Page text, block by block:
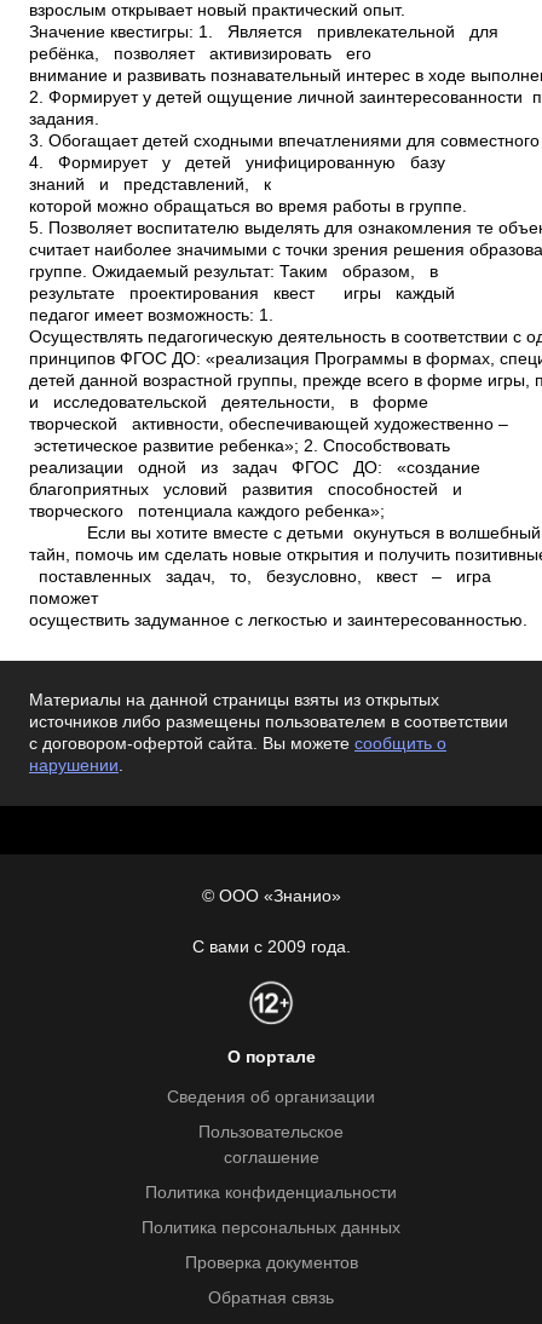
взрослым открывает новый практический опыт.
Значение квест­игры: 1. Является привлекательной для
ребёнка, позволяет активизировать его
внимание и развивать познавательный интерес в ходе
2. Формирует у детей ощущение личной заинтересованности
задания.
3. Обогащает детей сходными впечатлениями для
4. Формирует у детей унифицированную базу
знаний и представлений, к
которой можно обращаться во время работы в группе.
5. Позволяет воспитателю выделять для ознакомления те
считает наиболее значимыми с точки зрения решения
группе. Ожидаемый результат: Таким образом, в
результате проектирования квест ­ игры каждый
педагог имеет возможность: 1.
Осуществлять педагогическую деятельность в соответствии с
принципов ФГОС ДО: «реализация Программы в формах,
детей данной возрастной группы, прежде всего в форме игры,
и исследовательской деятельности, в форме
творческой активности, обеспечивающей художественно –
эстетическое развитие ребенка»; 2. Способствовать
реализации одной из задач ФГОС ДО: «создание
благоприятных условий развития способностей и
творческого потенциала каждого ребенка»;
Если вы хотите вместе с детьми окунуться в волшебный
тайн, помочь им сделать новые открытия и получить
поставленных задач, то, безусловно, квест – игра
поможет
осуществить задуманное с легкостью и заинтересованностью.
Материалы на данной страницы взяты из открытых
источников либо размещены пользователем в соответствии
с договором-офертой сайта. Вы можете сообщить о
нарушении.
© ООО «Знанио»
С вами с 2009 года.
О портале
Сведения об организации
Пользовательское
соглашение
Политика конфиденциальности
Политика персональных данных
Проверка документов
Обратная связь